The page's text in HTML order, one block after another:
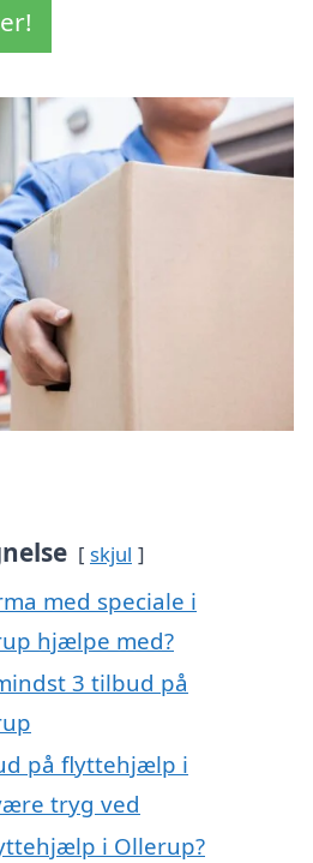
skjul
med speciale i
hjælpe med?
3 tilbud på
på flyttehjælp i
tryg ved
i Ollerup?